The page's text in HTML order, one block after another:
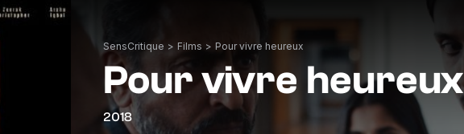
SensCritique > Films > Pour vivre heureux
Pour vivre heureux
2018